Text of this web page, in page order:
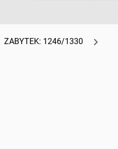
ZABYTEK: 1246/1330